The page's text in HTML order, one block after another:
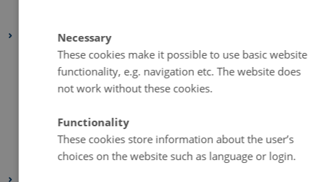
August 2022(1 entry)
July 2022(1 entry)
April 2022(2 entries)
March 2022(3 entries)
February 2022(4 entries)
January 2022(2 entries)
Necessary
These cookies make it possible to use basic website
functionality, e.g. navigation etc. The website does
not work without these cookies.
Functionality
These cookies store information about the user’s
choices on the website such as language or login.